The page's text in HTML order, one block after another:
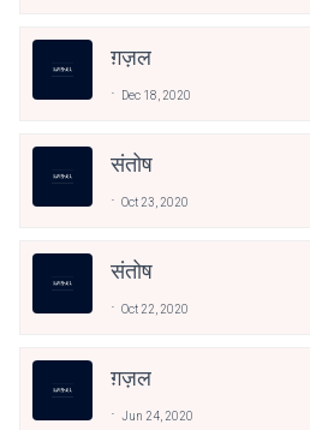
ग़ज़ल
Dec 18, 2020
संतोष
Oct 23, 2020
संतोष
Oct 22, 2020
ग़ज़ल
Jun 24, 2020